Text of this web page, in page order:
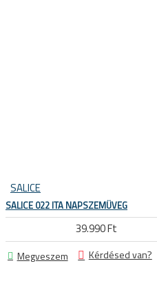
NAPSZEMÜVEGEK
SALICE
SALICE 022 ITA NAPSZEMÜVEG
39.990 Ft
Megveszem Kérdésed van?